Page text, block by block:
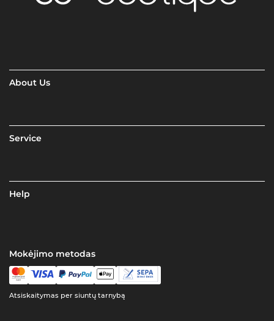
About Us
Service
Help
Mokėjimo metodas
Atsiskaitymas per siuntų tarnybą